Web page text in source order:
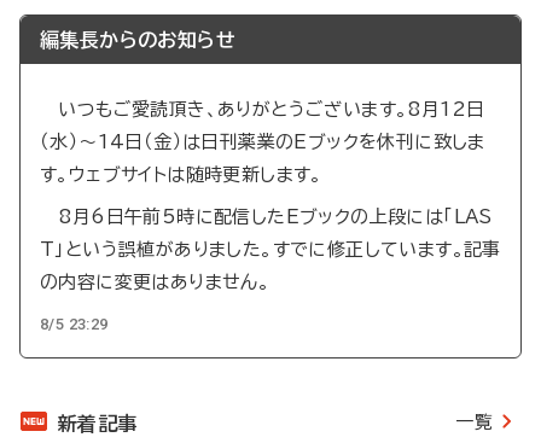
編集長からのお知らせ
いつもご愛読頂き、ありがとうございます。8月12日
（水）～14日（金）は日刊薬業のEブックを休刊に致しま
す。ウェブサイトは随時更新します。
8月6日午前5時に配信したEブックの上段には「LAS
T」という誤植がありました。すでに修正しています。記事
の内容に変更はありません。
8/5 23:29
新着記事 一覧